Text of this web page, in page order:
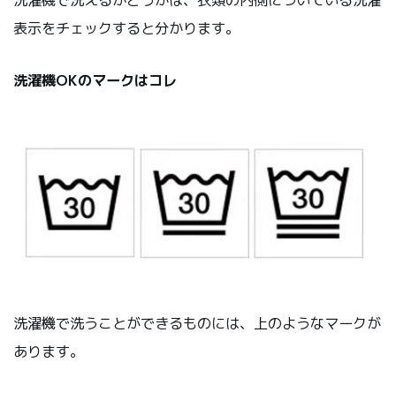
表示をチェックすると分かります。
洗濯機OKのマークはコレ
洗濯機で洗うことができるものには、上のようなマークが
あります。